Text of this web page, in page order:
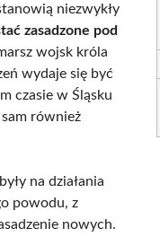
niezwykły
zasadzone pod
wojsk króla
wydaje się być
czasie w Śląsku
również
na działania
powodu, z
nowych.